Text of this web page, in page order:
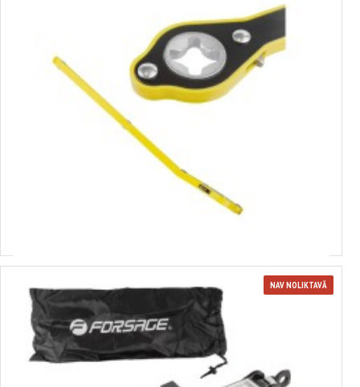
Atslēga ar sprūdratiem mehāniskajam domkratam, garums 345 mm
FORSAGE 10202-P (54298)
NAV NOLIKTAVĀ